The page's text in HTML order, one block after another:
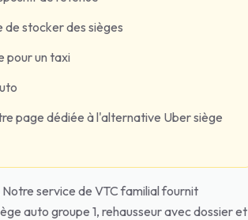
de stocker des sièges
pour un taxi
page dédiée à l'alternative Uber siège
service de VTC familial fournit
auto groupe 1, rehausseur avec dossier et